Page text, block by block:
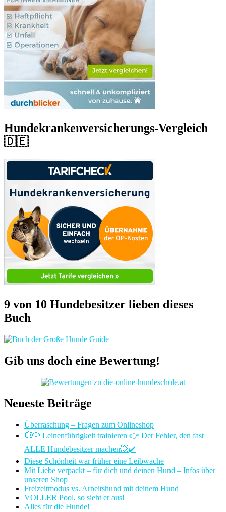
Hundekrankenversicherungs-Vergleich
🇩🇪
9 von 10 Hundebesitzer lieben dieses
Buch
Gib uns doch eine Bewertung!
Neueste Beiträge
Überraschung – Fragen zum Onlineshop
💥🐶 Leinenführigkeit trainieren 👉 Der Fehler, den fast
ALLE Hundebesitzer machen💥✔️
Diese Schönheit war früher eine Leibwache
Mit Liebe verpackt – für dich und deinen Hund – Infos über
unseren Shop
Freizeitmodus vs. Arbeitshund mit deinem Hund
VOLLER Pool, so sieht er aus!
Alles für die Hunde!